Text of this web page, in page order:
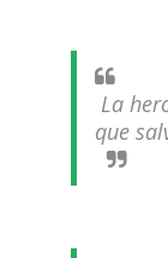
La
que